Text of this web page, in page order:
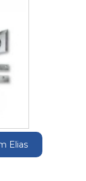
Elias